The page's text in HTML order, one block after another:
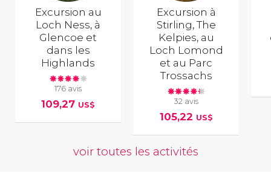
Excursion au
Loch Ness, à
Glencoe et
dans les
Highlands
176 avis
109,27 US$
Excursion à
Stirling, The
Kelpies, au
Loch Lomond
et au Parc
Trossachs
32 avis
105,22 US$
voir toutes les activités